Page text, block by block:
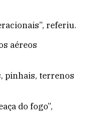
, referiu.
aéreos
pinhais, terrenos
do fogo”,